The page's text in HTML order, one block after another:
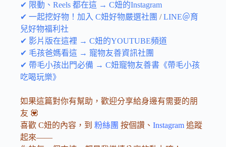
✔ 限動、Reels 都在這 → C妞的Instagram
✔ 一起挖好物！加入 C妞好物嚴選社團 /LINE＠育
兒好物福利社
✔ 影片版在這裡 → C妞的YOUTUBE頻道
✔ 毛孩爸媽看這 → 寵物友善資訊社團
✔ 帶毛小孩出門必備 → C妞寵物友善書《帶毛小孩
吃喝玩樂》
如果這篇對你有幫助，歡迎分享給身邊有需要的朋
友 💟
喜歡 C妞的內容，到 粉絲團 按個讚、 Instagram 追蹤
起來——